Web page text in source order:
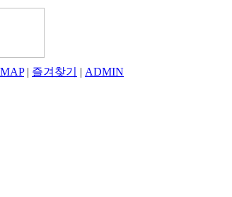
| 즐겨찾기 | ADMIN